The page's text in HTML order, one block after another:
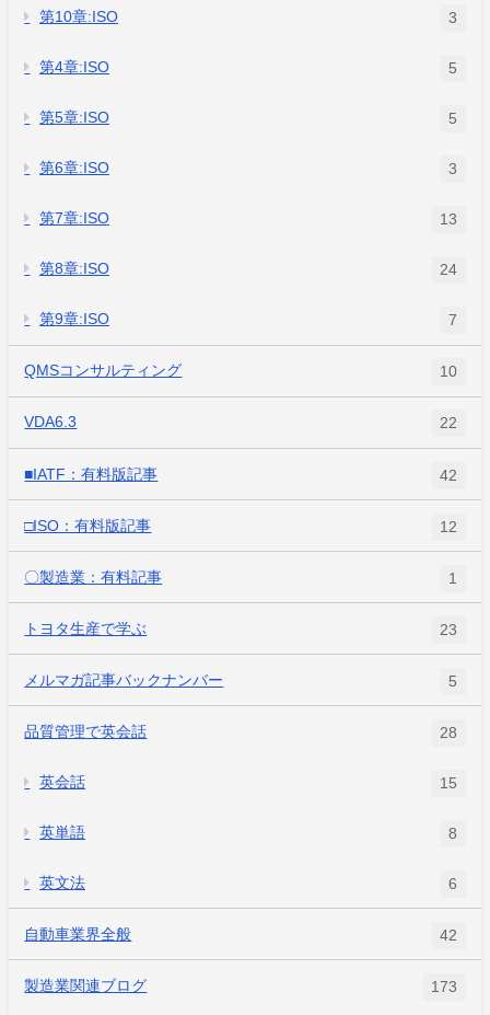
第10章:ISO 3
第4章:ISO 5
第5章:ISO 5
第6章:ISO 3
第7章:ISO 13
第8章:ISO 24
第9章:ISO 7
QMSコンサルティング 10
VDA6.3 22
■IATF：有料版記事 42
□ISO：有料版記事 12
〇製造業：有料記事 1
トヨタ生産で学ぶ 23
メルマガ記事バックナンバー 5
品質管理で英会話 28
英会話 15
英単語 8
英文法 6
自動車業界全般 42
製造業関連ブログ 173